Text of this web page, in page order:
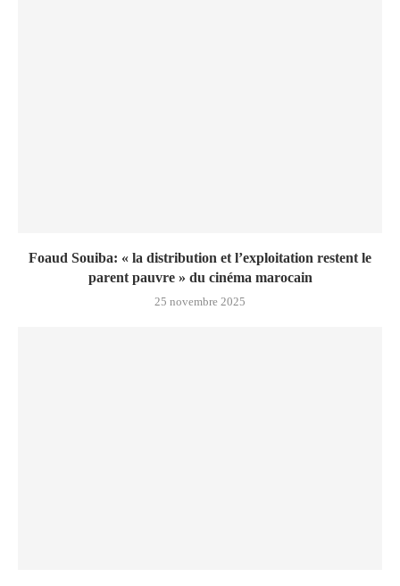
Foaud Souiba: « la distribution et l’exploitation restent le
parent pauvre » du cinéma marocain
25 novembre 2025